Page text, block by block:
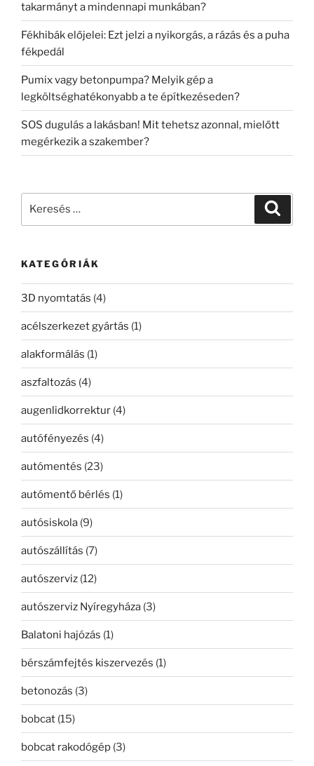
takarmányt a mindennapi munkában?
Fékhibák előjelei: Ezt jelzi a nyikorgás, a rázás és a puha
fékpedál
Pumix vagy betonpumpa? Melyik gép a
legköltséghatékonyabb a te építkezéseden?
SOS dugulás a lakásban! Mit tehetsz azonnal, mielőtt
megérkezik a szakember?
KATEGÓRIÁK
3D nyomtatás (4)
acélszerkezet gyártás (1)
alakformálás (1)
aszfaltozás (4)
augenlidkorrektur (4)
autófényezés (4)
autómentés (23)
autómentő bérlés (1)
autósiskola (9)
autószállítás (7)
autószerviz (12)
autószerviz Nyíregyháza (3)
Balatoni hajózás (1)
bérszámfejtés kiszervezés (1)
betonozás (3)
bobcat (15)
bobcat rakodógép (3)